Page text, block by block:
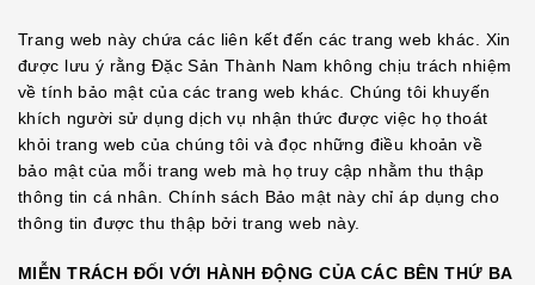
Trang web này chứa các liên kết đến các trang web khác. Xin
được lưu ý rằng Đặc Sản Thành Nam không chịu trách nhiệm
về tính bảo mật của các trang web khác. Chúng tôi khuyến
khích người sử dụng dịch vụ nhận thức được việc họ thoát
khỏi trang web của chúng tôi và đọc những điều khoản về
bảo mật của mỗi trang web mà họ truy cập nhằm thu thập
thông tin cá nhân. Chính sách Bảo mật này chỉ áp dụng cho
thông tin được thu thập bởi trang web này.
MIỄN TRÁCH ĐỐI VỚI HÀNH ĐỘNG CỦA CÁC BÊN THỨ BA